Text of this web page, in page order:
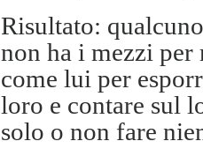
Risultato:
non ha i mezzi
come lui per
loro e contare sul
solo o non fare